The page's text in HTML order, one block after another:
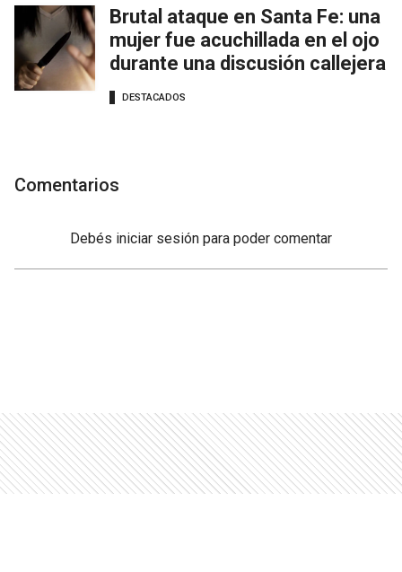
Brutal ataque en Santa Fe: una
mujer fue acuchillada en el ojo
durante una discusión callejera
DESTACADOS
Comentarios
Debés iniciar sesión para poder comentar